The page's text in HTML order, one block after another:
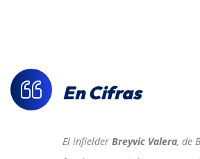
En Cifras
El infielder Breyvic Valera, de